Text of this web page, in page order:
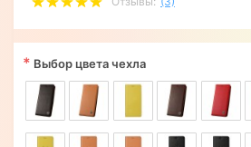
* Выбор цвета чехла